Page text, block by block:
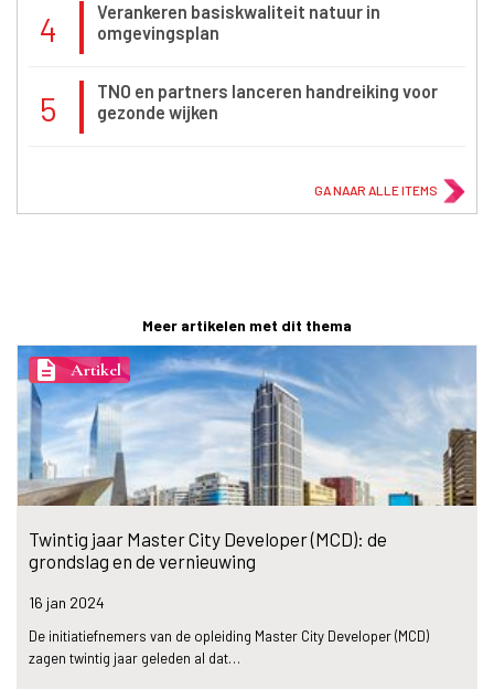
4
Verankeren basiskwaliteit natuur in
omgevingsplan
5
TNO en partners lanceren handreiking voor
gezonde wijken
GA NAAR ALLE ITEMS
Meer artikelen met dit thema
description Artikel
Twintig jaar Master City Developer (MCD): de
grondslag en de vernieuwing
16 jan 2024
De initiatiefnemers van de opleiding Master City Developer (MCD)
zagen twintig jaar geleden al dat…